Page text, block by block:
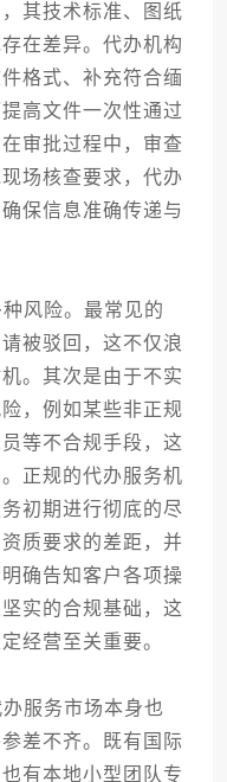
其技术标准、图纸
在差异。代办机构
格式、补充符合缅
高文件一次性通过
审批过程中，审查
场核查要求，代办
保信息准确传递与
风险。最常见的
被驳回，这不仅浪
。其次是由于不实
，例如某些非正规
等不合规手段，这
正规的代办服务机
初期进行彻底的尽
质要求的差距，并
确告知客户各项操
实的合规基础，这
经营至关重要。
服务市场本身也
差不齐。既有国际
有本地小型团队专